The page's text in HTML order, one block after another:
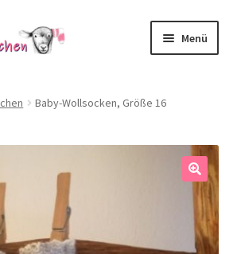
Menü
Pullis
Baby-Wollsocken, Größe 16
🔍